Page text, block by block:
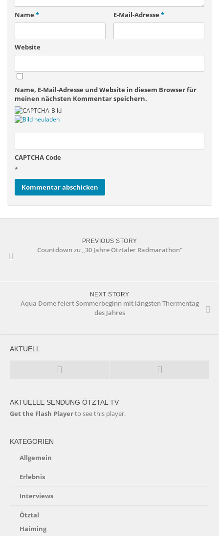
Name * E-Mail-Adresse *
Website
Name, E-Mail-Adresse und Website in diesem Browser für
meinen nächsten Kommentar speichern.
CAPTCHA Code
*
PREVIOUS STORY
Countdown zu „30 Jahre Ötztaler Radmarathon“
NEXT STORY
Aqua Dome feiert Sommerbeginn mit längsten Thermentag
des Jahres
AKTUELL
AKTUELLE SENDUNG ÖTZTAL TV
Get the Flash Playerto see this player.
KATEGORIEN
Allgemein
Erlebnis
Interviews
Ötztal
Haiming